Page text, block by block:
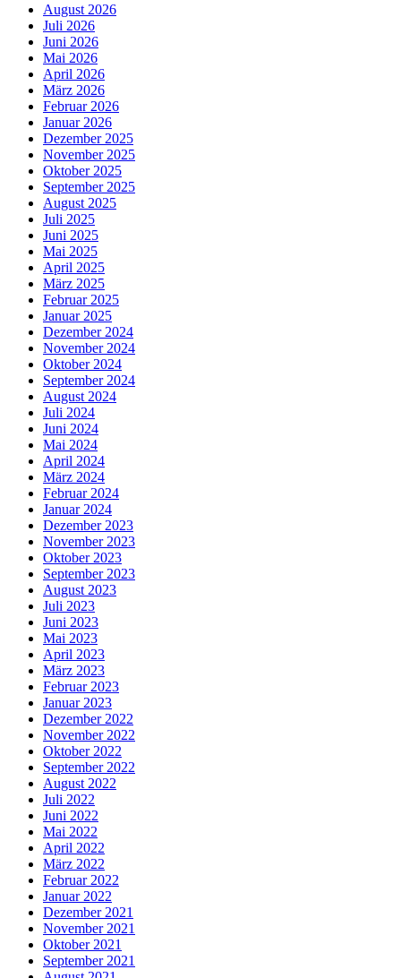
August 2026
Juli 2026
Juni 2026
Mai 2026
April 2026
März 2026
Februar 2026
Januar 2026
Dezember 2025
November 2025
Oktober 2025
September 2025
August 2025
Juli 2025
Juni 2025
Mai 2025
April 2025
März 2025
Februar 2025
Januar 2025
Dezember 2024
November 2024
Oktober 2024
September 2024
August 2024
Juli 2024
Juni 2024
Mai 2024
April 2024
März 2024
Februar 2024
Januar 2024
Dezember 2023
November 2023
Oktober 2023
September 2023
August 2023
Juli 2023
Juni 2023
Mai 2023
April 2023
März 2023
Februar 2023
Januar 2023
Dezember 2022
November 2022
Oktober 2022
September 2022
August 2022
Juli 2022
Juni 2022
Mai 2022
April 2022
März 2022
Februar 2022
Januar 2022
Dezember 2021
November 2021
Oktober 2021
September 2021